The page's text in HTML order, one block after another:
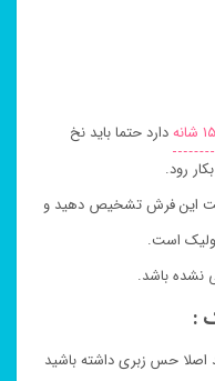
دارد حتما باید نخ
بافت این فرش تشخیص دهید و
است.
نشده باشد.
:
اصلا حس زبری داشته باشید